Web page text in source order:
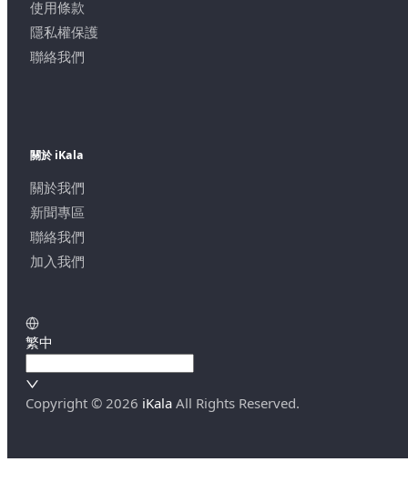
使用條款
隱私權保護
聯絡我們
關於 iKala
關於我們
新聞專區
聯絡我們
加入我們
繁中
Copyright © 2026 iKala All Rights Reserved.